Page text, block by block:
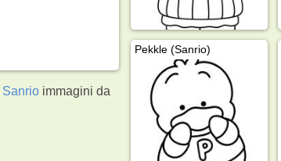
Sanrio immagini da
Pekkle (Sanrio)